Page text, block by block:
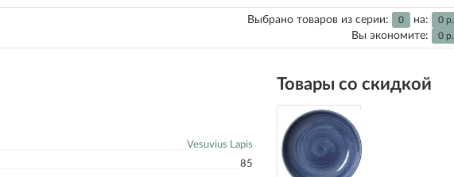
Выбрано товаров из серии: 0 на: 0 р.
Вы экономите: 0 р.
Vesuvius Lapis
85
Товары со скидкой